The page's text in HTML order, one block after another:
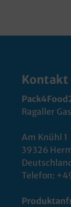
Kontakt
Ragaller
Am Knühl 1
39326
Telefon: